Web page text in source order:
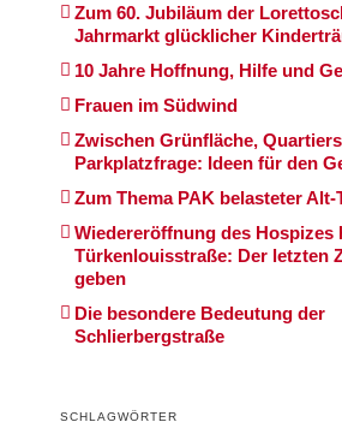
Zum 60. Jubiläum der
Jahrmarkt glücklicher
10 Jahre Hoffnung, Hilfe und
Frauen im Südwind
Zwischen Grünfläche,
Parkplatzfrage: Ideen für den
Zum Thema PAK belasteter Alt-
Wiedereröffnung des Hospizes
Türkenlouisstraße: Der letzten
geben
Die besondere Bedeutung der
Schlierbergstraße
SCHLAGWÖRTER